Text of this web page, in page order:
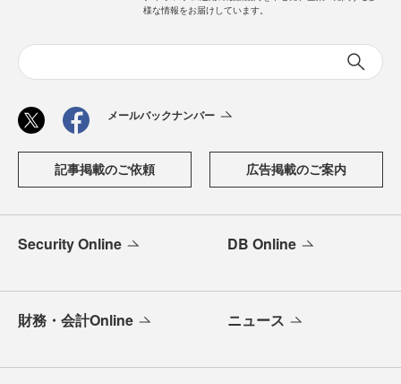
様な情報をお届けしています。
メールバックナンバー
記事掲載のご依頼 広告掲載のご案内
Security Online DB Online
財務・会計Online ニュース